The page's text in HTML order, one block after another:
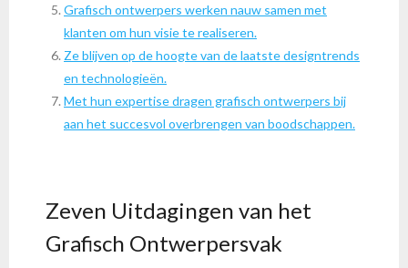
Grafisch ontwerpers werken nauw samen met
klanten om hun visie te realiseren.
Ze blijven op de hoogte van de laatste designtrends
en technologieën.
Met hun expertise dragen grafisch ontwerpers bij
aan het succesvol overbrengen van boodschappen.
Zeven Uitdagingen van het
Grafisch Ontwerpersvak